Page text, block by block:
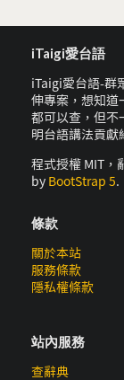
iTaigi愛台語
iTaigi愛台語-群
伸專案，想知道
都可以查，但不
明台語講法貢獻
程式授權 MIT，
by BootStrap 5.
條款
關於本站
服務條款
隱私權條款
站內服務
查辭典